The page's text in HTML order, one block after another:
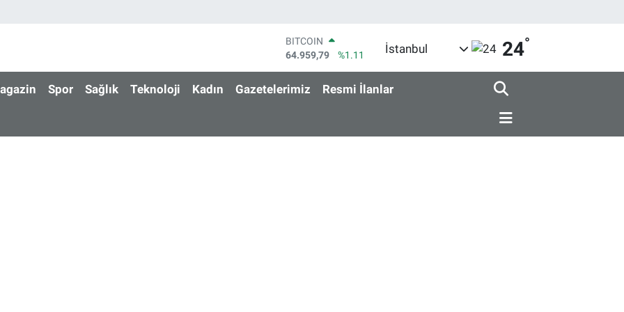
BITCOIN
64.959,79
%1.11
47,7436
%0.18
EURO
64,4811
%0.38
İstanbul 24°
Spor Sağlık Teknoloji Kadın Gazetelerimiz Resmi İlanlar